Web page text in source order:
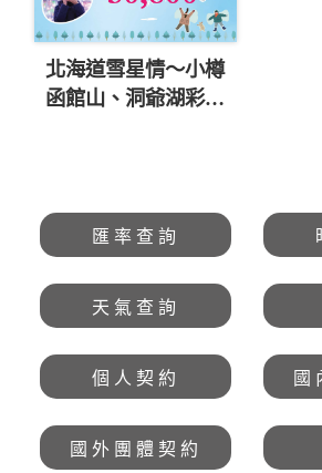
北海道雪星情～小樽
函館山、洞爺湖彩燈
匯率查詢
天氣查詢
個人契約 國
國外團體契約